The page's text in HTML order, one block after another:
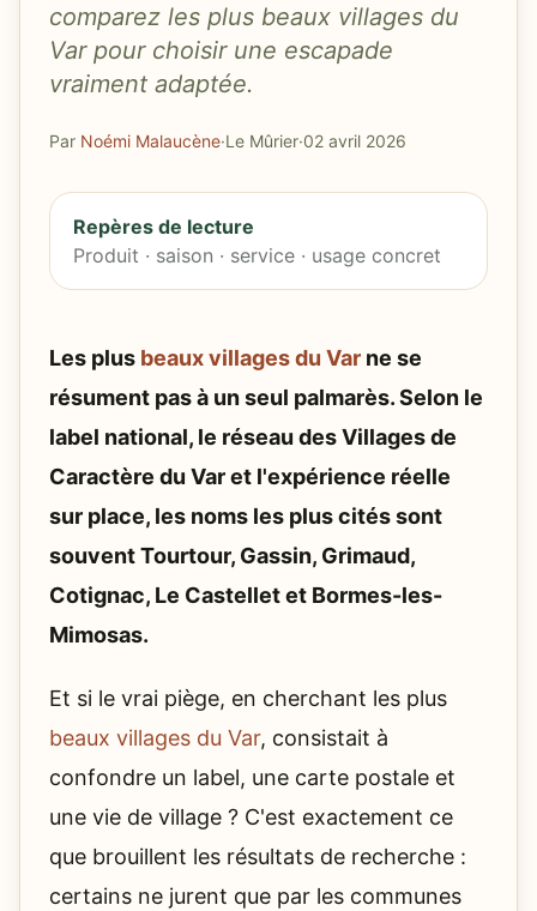
comparez les plus beaux villages du
Var pour choisir une escapade
vraiment adaptée.
Par Noémi Malaucène·Le Mûrier·02 avril 2026
Repères de lecture
Produit · saison · service · usage concret
Les plus beaux villages du Var ne se
résument pas à un seul palmarès. Selon le
label national, le réseau des Villages de
Caractère du Var et l'expérience réelle
sur place, les noms les plus cités sont
souvent Tourtour, Gassin, Grimaud,
Cotignac, Le Castellet et Bormes-les-
Mimosas.
Et si le vrai piège, en cherchant les plus
beaux villages du Var, consistait à
confondre un label, une carte postale et
une vie de village ? C'est exactement ce
que brouillent les résultats de recherche :
certains ne jurent que par les communes